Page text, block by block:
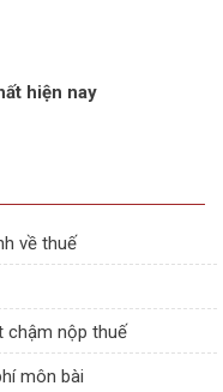
hiện nay
về thuế
chậm nộp thuế
môn bài